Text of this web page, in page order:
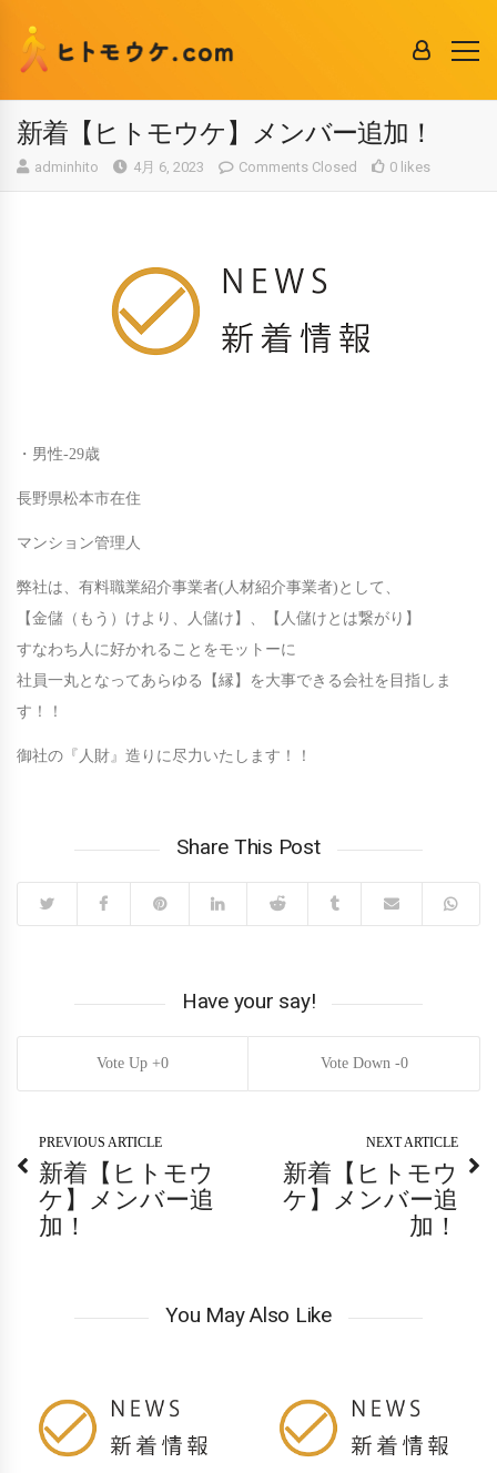
新着【ヒトモウケ】メンバー追加！
adminhito 4月 6, 2023 Comments Closed 0 likes
・男性-29歳
長野県松本市在住
マンション管理人
弊社は、有料職業紹介事業者(人材紹介事業者)として、
【金儲（もう）けより、人儲け】、【人儲けとは繋がり】
すなわち人に好かれることをモットーに
社員一丸となってあらゆる【縁】を大事できる会社を目指しま
す！！
御社の『人財』造りに尽力いたします！！
Share This Post
Have your say!
0 0
PREVIOUS ARTICLE
新着【ヒトモウ
ケ】メンバー追
加！
NEXT ARTICLE
新着【ヒトモウ
ケ】メンバー追
加！
You May Also Like